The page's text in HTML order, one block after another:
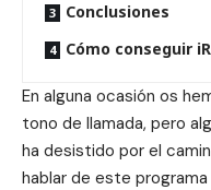
Conclusiones
Cómo conseguir
En alguna ocasión os
tono de llamada, pero
ha desistido por el
hablar de este